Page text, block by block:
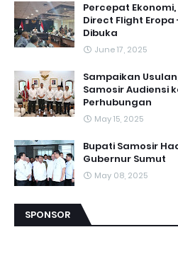
Percepat
Direct Flight
Dibuka
June 17, 2025
Sampaikan
Samosir Audiensi
Perhubungan
May 15, 2025
Bupati Samosir
Gubernur Sumut
May 08, 2025
SPONSOR